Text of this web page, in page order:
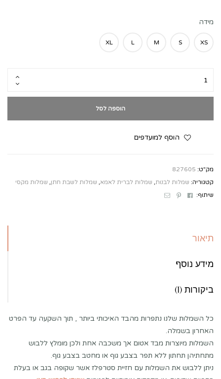
מידה
XS
S
M
L
XL
הוספה לסל
הוסף למועדפים
מק"ט: 827605
קטגוריה: שמלות לבנות, שמלות לברית לאמא, שמלות לשבת חתן, שמלות מקסי
שיתוף:
Facebook
Pinterest
Email
תיאור
מידע נוסף
ביקורות (1)
כל השמלות שלנו נתפרות מהבד האיכותי ביותר , תוך השקעה עד הפרט
האחרון בשמלה.
השמלות מיוצרות מבד אטום אך משכבה אחת ולכן מומלץ ללבוש
מתחתיהן תחתון ללא תפר בצבע גוף או מחטב בצבע גוף.
ניתן ללבוש את השמלות עם חזיית סטרפלז אשר שקופה בגב או בעלת